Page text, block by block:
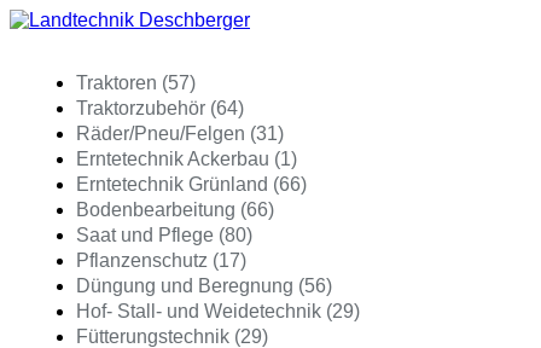
Traktoren (57)
Traktorzubehör (64)
Räder/Pneu/Felgen (31)
Erntetechnik Ackerbau (1)
Erntetechnik Grünland (66)
Bodenbearbeitung (66)
Saat und Pflege (80)
Pflanzenschutz (17)
Düngung und Beregnung (56)
Hof- Stall- und Weidetechnik (29)
Fütterungstechnik (29)